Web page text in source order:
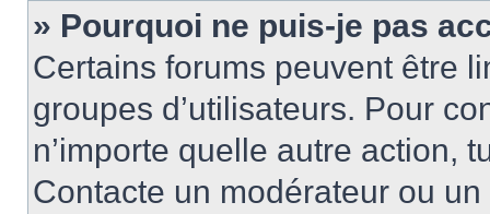
» Pourquoi ne puis-je pas
Certains forums peuvent être
groupes d’utilisateurs. Pour
n’importe quelle autre action,
Contacte un modérateur ou